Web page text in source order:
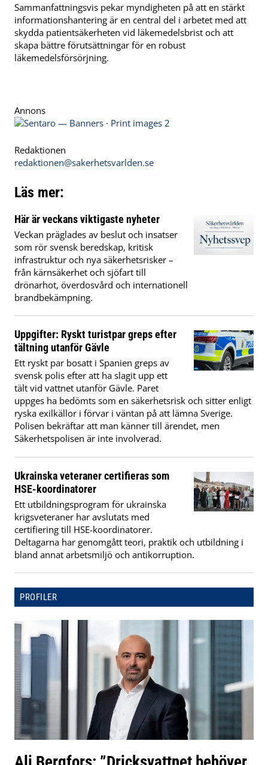
Sammanfattningsvis pekar myndigheten på att en stärkt
informationshantering är en central del i arbetet med att
skydda patientsäkerheten vid läkemedelsbrist och att
skapa bättre förutsättningar för en robust
läkemedelsförsörjning.
Annons
Redaktionen
redaktionen@sakerhetsvarlden.se
Läs mer:
Här är veckans viktigaste nyheter
Veckan präglades av beslut och insatser
som rör svensk beredskap, kritisk
infrastruktur och nya säkerhetsrisker –
från kärnsäkerhet och sjöfart till
drönarhot, överdosvård och internationell
brandbekämpning.
Uppgifter: Ryskt turistpar greps efter
tältning utanför Gävle
Ett ryskt par bosatt i Spanien greps av
svensk polis efter att ha slagit upp ett
tält vid vattnet utanför Gävle. Paret
uppges ha bedömts som en säkerhetsrisk och sitter enligt
ryska exilkällor i förvar i väntan på att lämna Sverige.
Polisen bekräftar att man känner till ärendet, men
Säkerhetspolisen är inte involverad.
Ukrainska veteraner certifieras som
HSE-koordinatorer
Ett utbildningsprogram för ukrainska
krigsveteraner har avslutats med
certifiering till HSE-koordinatorer.
Deltagarna har genomgått teori, praktik och utbildning i
bland annat arbetsmiljö och antikorruption.
PROFILER